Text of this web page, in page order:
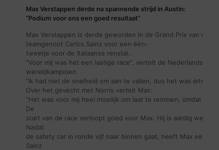
Max Verstappen derde na spannende strijd in Austin:
“Podium voor ons een goed resultaat”
Max Verstappen is derde geworden in de Grand Prix van de
teamgenoot Carlos Sainz voor een één-
tweetje voor de Italiaanse renstal.
“Voor mij was het een lastige race”, vertelt de Nederlandse
wereldkampioen.
“Ik had niet de snelheid om aan te vallen, dus het was iets
Over het gevecht met Norris vertelt Max:
“Het was voor mij heel moeilijk om laat te remmen, omdat
De
start van de race verloopt goed voor Max. Hij is aardig weg
Nadat
de safety car in ronde vijf naar binnen gaat, heeft Max een
Sainz